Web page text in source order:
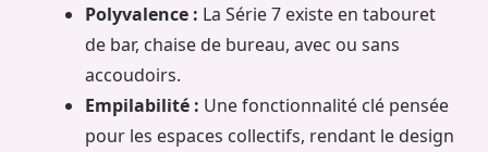
Polyvalence : La Série 7 existe en tabouret
de bar, chaise de bureau, avec ou sans
accoudoirs.
Empilabilité : Une fonctionnalité clé pensée
pour les espaces collectifs, rendant le design